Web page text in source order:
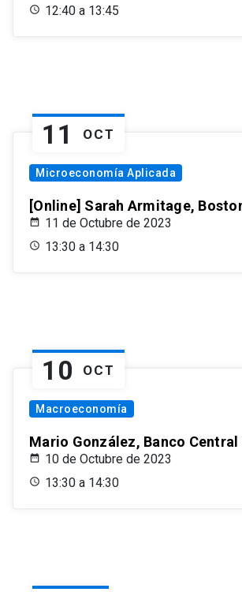
12:40 a 13:45
11 OCT
Microeconomía Aplicada
[Online] Sarah Armitage,
11 de Octubre de 2023
13:30 a 14:30
10 OCT
Macroeconomía
Mario González, Banco Central
10 de Octubre de 2023
13:30 a 14:30